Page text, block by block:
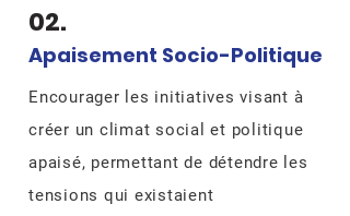
02.
Apaisement Socio-Politique
Encourager les initiatives visant à
créer un climat social et politique
apaisé, permettant de détendre les
tensions qui existaient